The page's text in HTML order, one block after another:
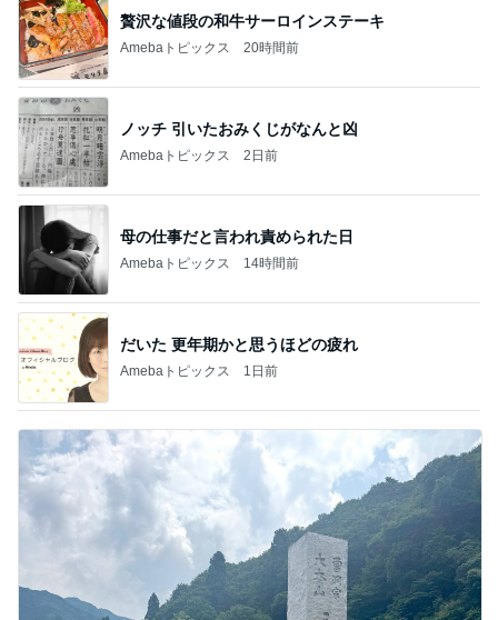
贅沢な値段の和牛サーロインステーキ
Amebaトピックス 20時間前
ノッチ 引いたおみくじがなんと凶
Amebaトピックス 2日前
母の仕事だと言われ責められた日
Amebaトピックス 14時間前
だいた 更年期かと思うほどの疲れ
Amebaトピックス 1日前